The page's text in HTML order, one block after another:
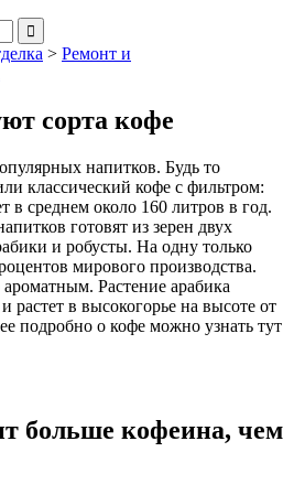
> Ремонт и
сорта кофе
напитков. Будь то
классический кофе с фильтром:
в среднем около 160 литров в год.
готовят из зерен двух
и робусты. На одну только
мирового производства.
Растение арабика
растет в высокогорье на высоте от
подробно о кофе можно узнать тут
больше кофеина, чем